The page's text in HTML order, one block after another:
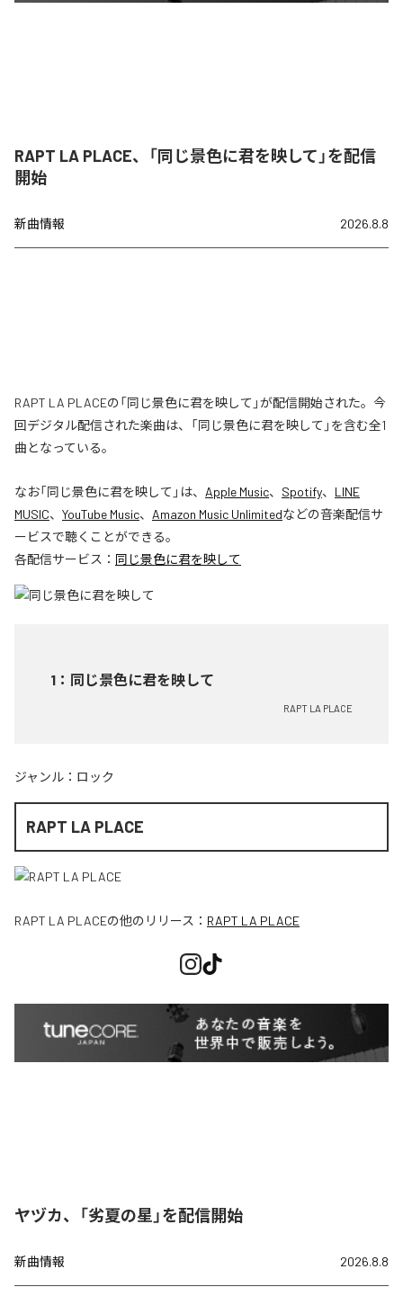
RAPT LA PLACE、「同じ景色に君を映して」を配信
開始
新曲情報 2026.8.8
RAPT LA PLACEの「同じ景色に君を映して」が配信開始された。今
回デジタル配信された楽曲は、「同じ景色に君を映して」を含む全1
曲となっている。
なお「同じ景色に君を映して 」は、 Apple Music、 Spotify、 LINE
MUSIC、 YouTube Music、 Amazon Music Unlimitedなどの音楽配信サ
ービスで聴くことができる。
各配信サービス： 同じ景色に君を映して
1 ： 同じ景色に君を映して
RAPT LA PLACE
ジャンル： ロック
RAPT LA PLACE
RAPT LA PLACEの他のリリース： RAPT LA PLACE
ヤヅカ、「劣夏の星」を配信開始
新曲情報 2026.8.8